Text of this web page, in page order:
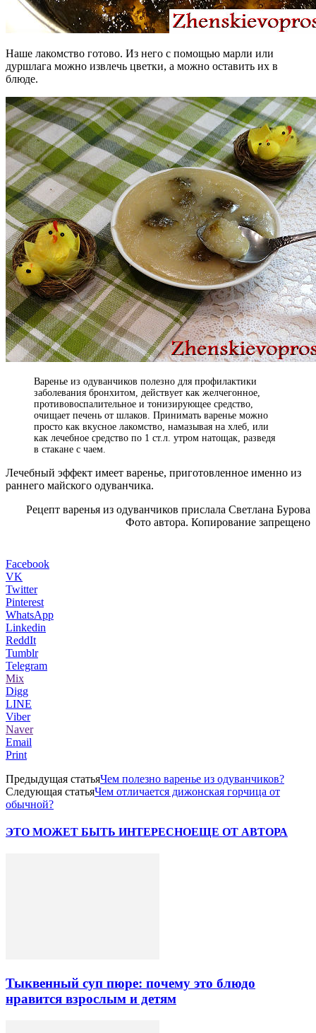
Наше лакомство готово. Из него с помощью марли или
дуршлага можно извлечь цветки, а можно оставить их в
блюде.
Варенье из одуванчиков полезно для профилактики
заболевания бронхитом, действует как желчегонное,
противовоспалительное и тонизирующее средство,
очищает печень от шлаков. Принимать варенье можно
просто как вкусное лакомство, намазывая на хлеб, или
как лечебное средство по 1 ст.л. утром натощак, разведя
в стакане с чаем.
Лечебный эффект имеет варенье, приготовленное именно из
раннего майского одуванчика.
Рецепт варенья из одуванчиков прислала Светлана Бурова
Фото автора. Копирование запрещено
Facebook
VK
Twitter
Pinterest
WhatsApp
Linkedin
ReddIt
Tumblr
Telegram
Mix
Digg
LINE
Viber
Naver
Email
Print
Предыдущая статьяЧем полезно варенье из одуванчиков?
Следующая статьяЧем отличается дижонская горчица от
обычной?
ЭТО МОЖЕТ БЫТЬ ИНТЕРЕСНОЕЩЕ ОТ АВТОРА
Тыквенный суп пюре: почему это блюдо
нравится взрослым и детям